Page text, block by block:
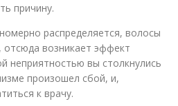
причину.
распределяется, волосы
отсюда возникает эффект
неприятностью вы столкнулись
произошел сбой, и,
к врачу.